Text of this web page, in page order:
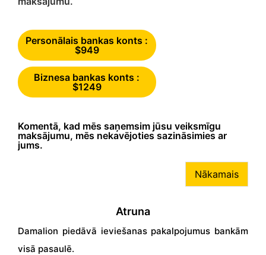
Personālais bankas konts :
$949
Biznesa bankas konts :
$1249
Komentā, kad mēs saņemsim jūsu veiksmīgu
maksājumu, mēs nekavējoties sazināsimies ar
jums.
Nākamais
Atruna
Damalion piedāvā ieviešanas pakalpojumus bankām
visā pasaulē.